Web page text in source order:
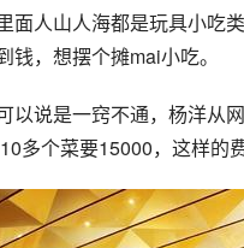
面人山人海都是玩具小吃
，想摆个摊mai小吃。
以说是一窍不通，杨洋从
多个菜要15000，这样的